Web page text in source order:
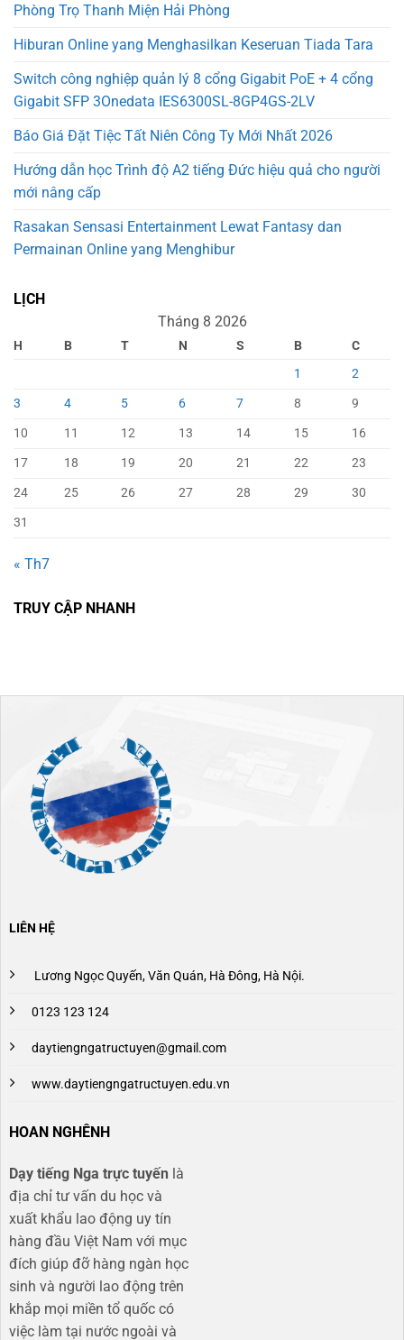
Phòng Trọ Thanh Miện Hải Phòng
Hiburan Online yang Menghasilkan Keseruan Tiada Tara
Switch công nghiệp quản lý 8 cổng Gigabit PoE + 4 cổng
Gigabit SFP 3Onedata IES6300SL-8GP4GS-2LV
Báo Giá Đặt Tiệc Tất Niên Công Ty Mới Nhất 2026
Hướng dẫn học Trình độ A2 tiếng Đức hiệu quả cho người
mới nâng cấp
Rasakan Sensasi Entertainment Lewat Fantasy dan
Permainan Online yang Menghibur
LỊCH
Tháng 8 2026
H B T N S B
C
1
2
3
4 5 6 7 8
9
10
11 12 13 14 15
16
17
18 19 20 21 22
23
24
25 26 27 28 29
30
31
« Th7
TRUY CẬP NHANH
LIÊN HỆ
Lương Ngọc Quyến, Văn Quán, Hà Đông, Hà Nội.
0123 123 124
daytiengngatructuyen@gmail.com
www.daytiengngatructuyen.edu.vn
HOAN NGHÊNH
Dạy tiếng Nga trực tuyến là
địa chỉ tư vấn du học và
xuất khẩu lao động uy tín
hàng đầu Việt Nam với mục
đích giúp đỡ hàng ngàn học
sinh và người lao động trên
khắp mọi miền tổ quốc có
việc làm tại nước ngoài và